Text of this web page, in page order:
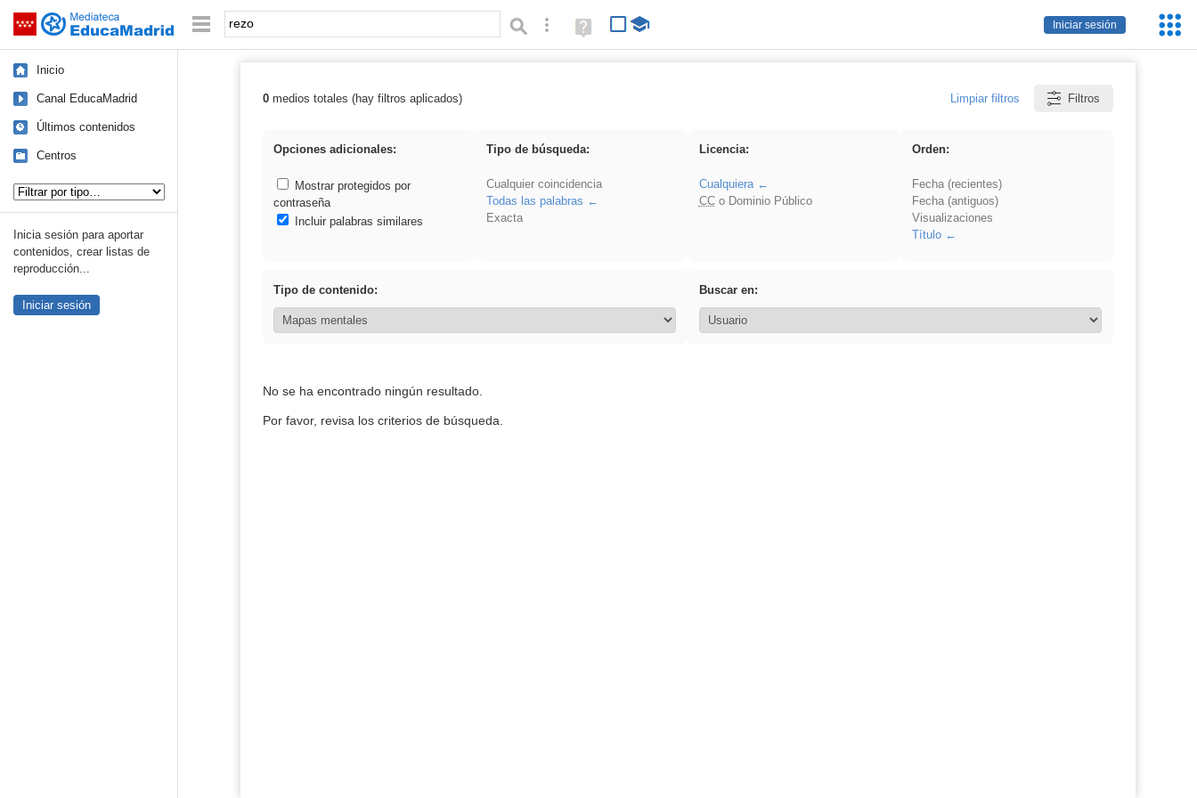
Saltar navegación
Iniciar sesión
Palabra o frase: Búsqueda avanzada
Ayuda
(en
Inicio
Canal EducaMadrid
Últimos contenidos
Centros
Inicia sesión para aportar
contenidos, crear listas de
reproducción...
Iniciar sesión
Resultados de: rezo
0medios totales (hay filtros aplicados) Limpiar filtros Filtros
Opciones adicionales:
Mostrar protegidos por
contraseña
Incluir palabras similares
Tipo de búsqueda:
Cualquier coincidencia
Todas las palabras
Exacta
Licencia:
Cualquiera
CCo Dominio Público
Orden:
Fecha (recientes)
Fecha (antiguos)
Visualizaciones
Título
Tipo de contenido: Buscar en:
No se ha encontrado ningún resultado.
Por favor, revisa los criterios de búsqueda.